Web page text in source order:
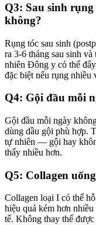
Q3: Sau sinh
không?
Rụng tóc sau sinh
ra 3-6 tháng sau sinh
nhiên Đông y có thể
đặc biệt nếu rụng nhiều
Q4: Gội đầu mỗi
Gội đầu mỗi ngày
dùng dầu gội phù hợp.
tự nhiên — gội hay
thấy nhiều hơn.
Q5: Collagen
Collagen loại I có thể
hiệu quả kém hơn
tế. Không thay thế